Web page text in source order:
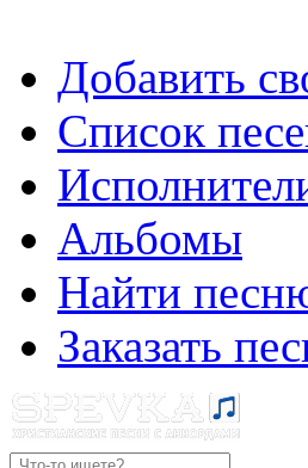
Добавить
Список
Альбомы
Найти
Заказать